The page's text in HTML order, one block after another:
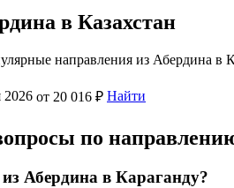
в Казахстан
направления из Абердина в
2026 от 20 016 ₽ Найти
по
Абердина в Караганду?